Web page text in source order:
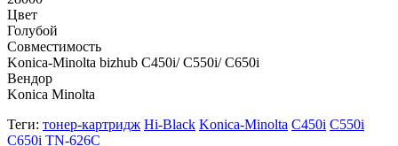
Цвет
Голубой
Совместимость
Konica-Minolta bizhub C450i/ C550i/ C650i
Вендор
Konica Minolta
Теги: тонер-картридж Hi-Black Konica-Minolta C450i C550i
C650i TN-626C